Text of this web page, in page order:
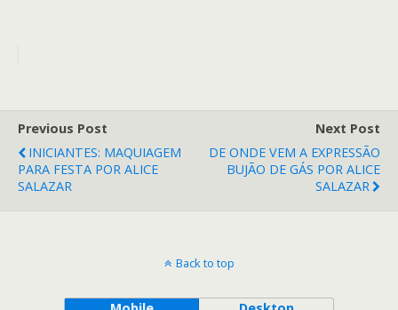
Previous Post
INICIANTES: MAQUIAGEM
PARA FESTA POR ALICE
SALAZAR
Next Post
DE ONDE VEM A EXPRESSÃO
BUJÃO DE GÁS POR ALICE
SALAZAR
Back to top